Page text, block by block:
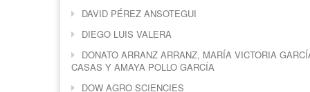
DAVID PÉREZ ANSOTEGUI
DIEGO LUIS VALERA
DONATO ARRANZ ARRANZ, MARÍA VICTORIA
CASAS Y AMAYA POLLO GARCÍA
DOW AGRO SCIENCIES